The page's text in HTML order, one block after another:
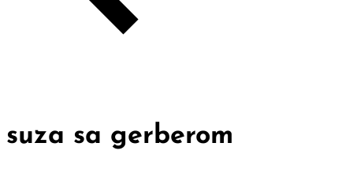
suza sa gerberom